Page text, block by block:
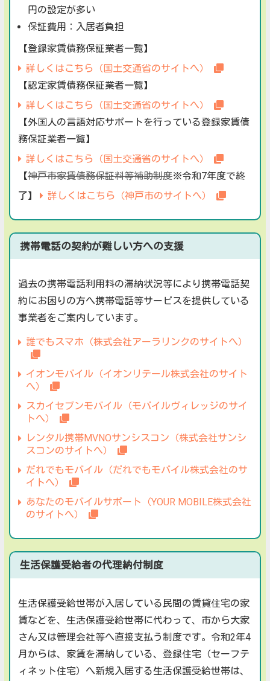
円の設定が多い
保証費用：入居者負担
【登録家賃債務保証業者一覧】
詳しくはこちら（国土交通省のサイトへ）
【認定家賃債務保証業者一覧】
詳しくはこちら（国土交通省のサイトへ）
【外国人の言語対応サポートを行っている登録家賃債
務保証業者一覧】
詳しくはこちら（国土交通省のサイトへ）
【神戸市家賃債務保証料等補助制度※令和7年度で終
了】 詳しくはこちら（神戸市のサイトへ）
携帯電話の契約が難しい方への支援
過去の携帯電話利用料の滞納状況等により携帯電話契
約にお困りの方へ携帯電話等サービスを提供している
事業者をご案内しています。
誰でもスマホ（株式会社アーラリンクのサイトへ）
イオンモバイル（イオンリテール株式会社のサイト
へ）
スカイセブンモバイル（モバイルヴィレッジのサイ
トへ）
レンタル携帯MVNOサンシスコン（株式会社サンシ
スコンのサイトへ）
だれでもモバイル（だれでもモバイル株式会社のサ
イトへ）
あなたのモバイルサポート（YOUR MOBILE株式会社
のサイトへ）
生活保護受給者の代理納付制度
生活保護受給世帯が入居している民間の賃貸住宅の家
賃などを、生活保護受給世帯に代わって、市から大家
さん又は管理会社等へ直接支払う制度です。令和2年4
月からは、家賃を滞納している、登録住宅（セーフテ
ィネット住宅）へ新規入居する生活保護受給世帯は、